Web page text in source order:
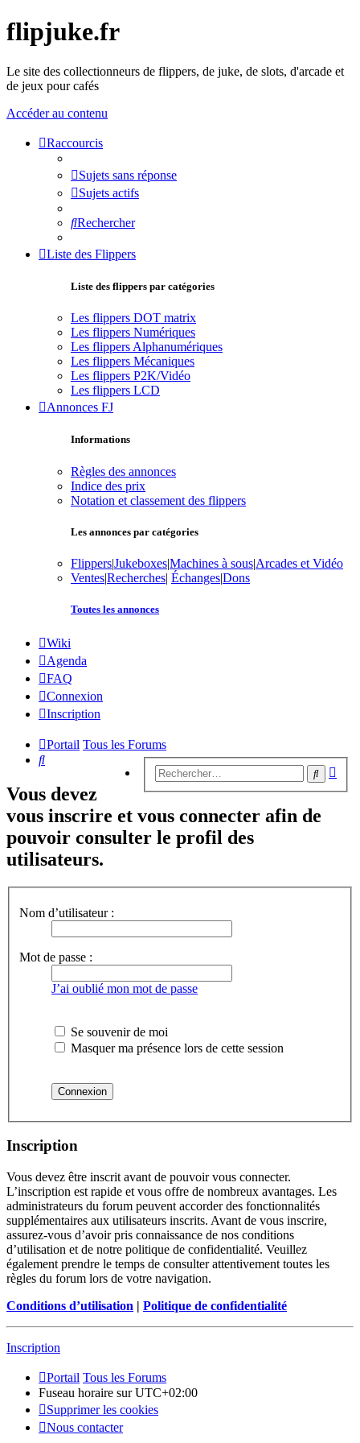
flipjuke.fr
Le site des collectionneurs de flippers, de juke, de slots, d'arcade et
de jeux pour cafés
Accéder au contenu
Raccourcis
Sujets sans réponse
Sujets actifs
Rechercher
Liste des Flippers
Liste des flippers par catégories
Les flippers DOT matrix
Les flippers Numériques
Les flippers Alphanumériques
Les flippers Mécaniques
Les flippers P2K/Vidéo
Les flippers LCD
Annonces FJ
Informations
Règles des annonces
Indice des prix
Notation et classement des flippers
Les annonces par catégories
Flippers|Jukeboxes|Machines à sous|Arcades et Vidéo
Ventes|Recherches| Échanges|Dons
Toutes les annonces
Wiki
Agenda
FAQ
Connexion
Inscription
Portail Tous les Forums
Rechercher
Vous devez
vous inscrire et vous connecter afin de
pouvoir consulter le profil des
utilisateurs.
Nom d’utilisateur :
Mot de passe :
J’ai oublié mon mot de passe
Se souvenir de moi
Masquer ma présence lors de cette session
Inscription
Vous devez être inscrit avant de pouvoir vous connecter.
L’inscription est rapide et vous offre de nombreux avantages. Les
administrateurs du forum peuvent accorder des fonctionnalités
supplémentaires aux utilisateurs inscrits. Avant de vous inscrire,
assurez-vous d’avoir pris connaissance de nos conditions
d’utilisation et de notre politique de confidentialité. Veuillez
également prendre le temps de consulter attentivement toutes les
règles du forum lors de votre navigation.
Conditions d’utilisation | Politique de confidentialité
Inscription
Portail Tous les Forums
Fuseau horaire surUTC+02:00
Supprimer les cookies
Nous contacter